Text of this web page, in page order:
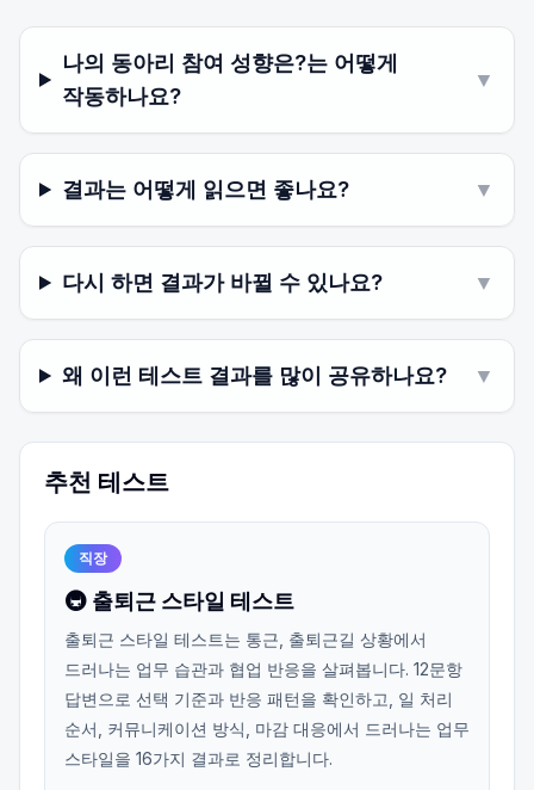
나의 동아리 참여 성향은?는 어떻게
작동하나요?
▼
결과는 어떻게 읽으면 좋나요? ▼
다시 하면 결과가 바뀔 수 있나요? ▼
왜 이런 테스트 결과를 많이 공유하나요? ▼
추천 테스트
직장
🚇 출퇴근 스타일 테스트
출퇴근 스타일 테스트는 통근, 출퇴근길 상황에서
드러나는 업무 습관과 협업 반응을 살펴봅니다. 12문항
답변으로 선택 기준과 반응 패턴을 확인하고, 일 처리
순서, 커뮤니케이션 방식, 마감 대응에서 드러나는 업무
스타일을 16가지 결과로 정리합니다.